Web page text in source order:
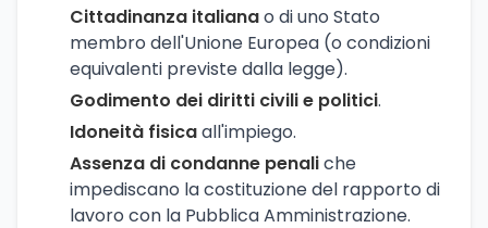
Cittadinanza italianao di uno Stato
membro dell'Unione Europea (o condizioni
equivalenti previste dalla legge).
Godimento dei diritti civili e politici.
Idoneità fisicaall'impiego.
Assenza di condanne penaliche
impediscano la costituzione del rapporto di
lavoro con la Pubblica Amministrazione.